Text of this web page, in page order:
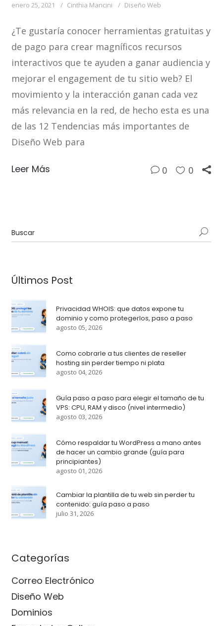
enero 25, 2021 Cinthia Mancini Diseño Web
¿Te gustaría conocer herramientas gratuitas y
de pago para crear magníficos recursos
interactivos que te ayuden a ganar audiencia y
mejorar el engagement de tu sitio web? El
movimiento y la interacción ganan cada vez
más relevancia en la red, de hecho esta es una
de las 12 Tendencias más importantes de
Diseño Web para
Leer Más 0 0
Últimos Post
Privacidad WHOIS: que datos expone tu
dominio y como protegerlos, paso a paso
agosto 05, 2026
Como cobrarle a tus clientes de reseller
hosting sin perder tiempo ni plata
agosto 04, 2026
Guía paso a paso para elegir el tamaño de tu
VPS: CPU, RAM y disco (nivel intermedio)
agosto 03, 2026
Cómo respaldar tu WordPress a mano antes
de hacer un cambio grande (guía para
principiantes)
agosto 01, 2026
Cambiar la plantilla de tu web sin perder tu
contenido: guía paso a paso
julio 31, 2026
Categorías
Correo Electrónico
Diseño Web
Dominios